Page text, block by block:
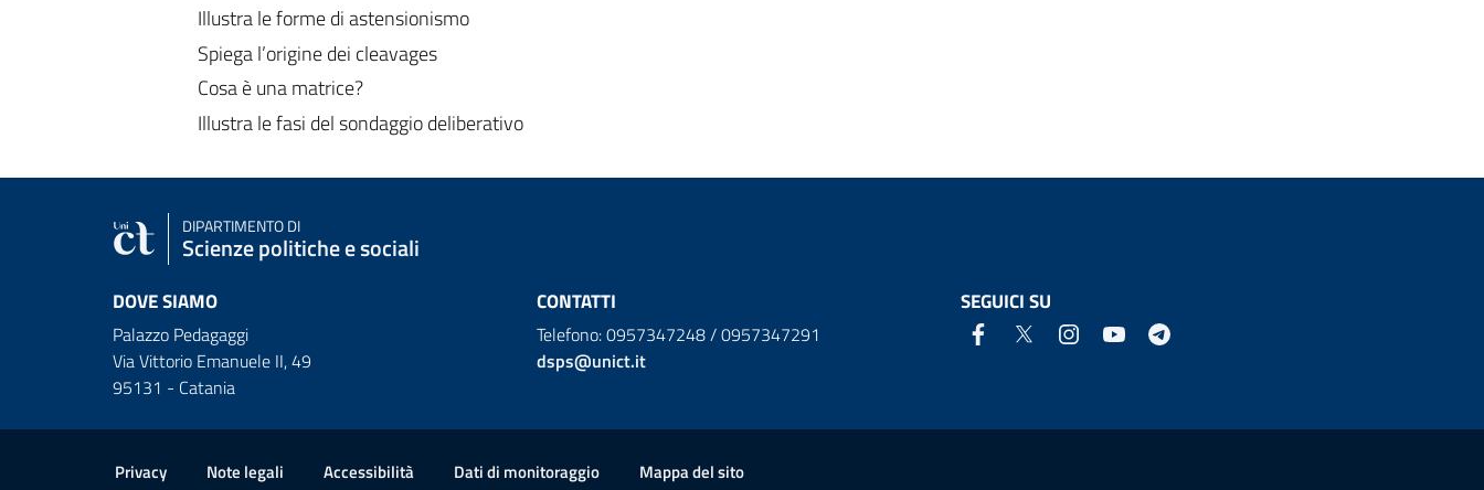
Illustra le forme di astensionismo
Spiega l’origine dei cleavages
Cosa è una matrice?
Illustra le fasi del sondaggio deliberativo
DIPARTIMENTO DI
Scienze politiche e sociali
DOVE SIAMO
Palazzo Pedagaggi
Via Vittorio Emanuele II, 49
95131 - Catania
CONTATTI
Telefono: 0957347248 / 0957347291
dsps@unict.it
SEGUICI SU
Privacy Note legali Accessibilità Dati di monitoraggio Mappa del sito